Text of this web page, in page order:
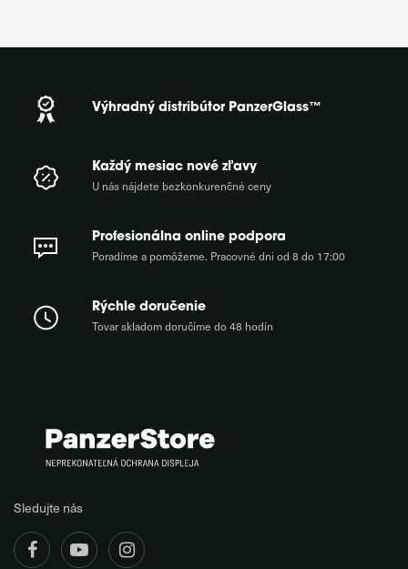
Výhradný distribútor PanzerGlass™
Každý mesiac nové zľavy
U nás nájdete bezkonkurenčné ceny
Profesionálna online podpora
Poradíme a pomôžeme. Pracovné dni od 8 do 17:00
Rýchle doručenie
Tovar skladom doručíme do 48 hodín
Sledujte nás